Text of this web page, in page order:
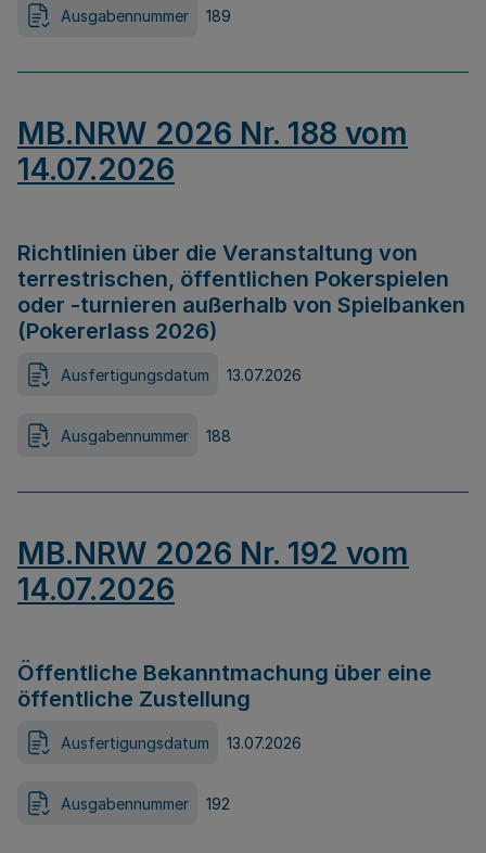
Ausgabennummer 189
MB.NRW 2026 Nr. 188 vom
14.07.2026
Richtlinien über die Veranstaltung von
terrestrischen, öffentlichen Pokerspielen
oder -turnieren außerhalb von Spielbanken
(Pokererlass 2026)
Ausfertigungsdatum 13.07.2026
Ausgabennummer 188
MB.NRW 2026 Nr. 192 vom
14.07.2026
Öffentliche Bekanntmachung über eine
öffentliche Zustellung
Ausfertigungsdatum 13.07.2026
Ausgabennummer 192